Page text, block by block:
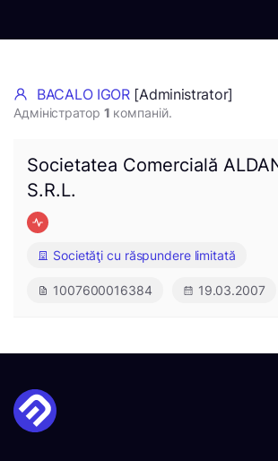
BACALO IGOR [Administrator]
Адміністратор 1 компаній.
Societatea Comercială
S.R.L.
Societăţi cu răspundere limitată
1007600016384 19.03.2007